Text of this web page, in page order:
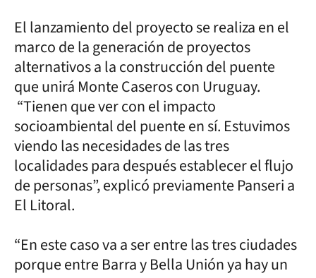
El lanzamiento del proyecto se realiza en el
marco de la generación de proyectos
alternativos a la construcción del puente
que unirá Monte Caseros con Uruguay.
“Tienen que ver con el impacto
socioambiental del puente en sí. Estuvimos
viendo las necesidades de las tres
localidades para después establecer el flujo
de personas”, explicó previamente Panseri a
El Litoral.
“En este caso va a ser entre las tres ciudades
porque entre Barra y Bella Unión ya hay un